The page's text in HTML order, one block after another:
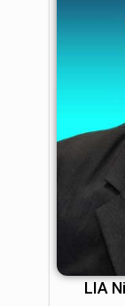
LIA